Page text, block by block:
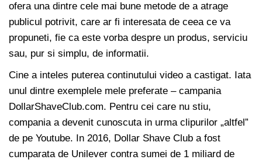
ofera una dintre cele mai bune metode de a atrage
publicul potrivit, care ar fi interesata de ceea ce va
propuneti, fie ca este vorba despre un produs, serviciu
sau, pur si simplu, de informatii.
Cine a inteles puterea continutului video a castigat. Iata
unul dintre exemplele mele preferate – campania
DollarShaveClub.com. Pentru cei care nu stiu,
compania a devenit cunoscuta in urma clipurilor „altfel”
de pe Youtube. In 2016, Dollar Shave Club a fost
cumparata de Unilever contra sumei de 1 miliard de